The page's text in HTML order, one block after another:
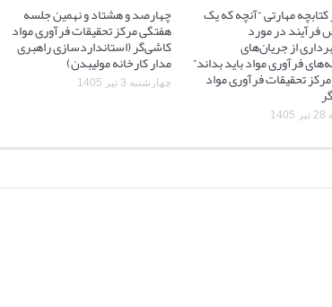
کتابچه مهارتی “آنچه که یک
فرآیند در مورد
از جریان‌های
فرآوری مواد باید بداند”
تحقیقات فرآوری مواد
چهارصد و هشتاد و نهمین جلسه
هفتگی مرکز تحقیقات فرآوری مواد
کاشی‌گر (استانداردسازی راهبری
مدار کارخانه مولیبدن)
چهارشنبه 3 تیر 1405